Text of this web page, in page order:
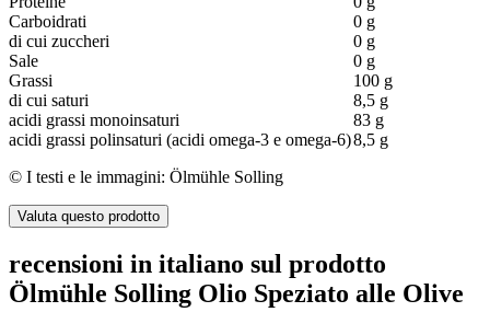
Carboidrati
0 g
di cui zuccheri
0 g
Sale
0 g
Grassi
100 g
di cui saturi
8,5 g
acidi grassi monoinsaturi
83 g
acidi grassi polinsaturi (acidi omega-3 e omega-6)8,5 g
© I testi e le immagini: Ölmühle Solling
Valuta questo prodotto
recensioni in italiano sul prodotto
Ölmühle Solling Olio Speziato alle Olive